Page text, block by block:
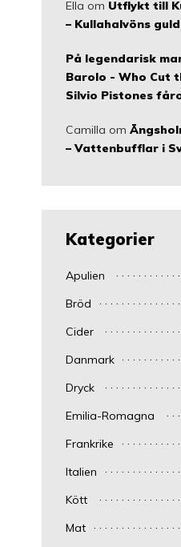
Ella om Utflykt till
– Kullahalvöns
På legendarisk
Barolo - Who Cut
Silvio Pistones
Camilla om
– Vattenbufflar i
Kategorier
Apulien
Bröd
Cider
Danmark
Dryck
Emilia-Romagna
Frankrike
Italien
Kött
Mat